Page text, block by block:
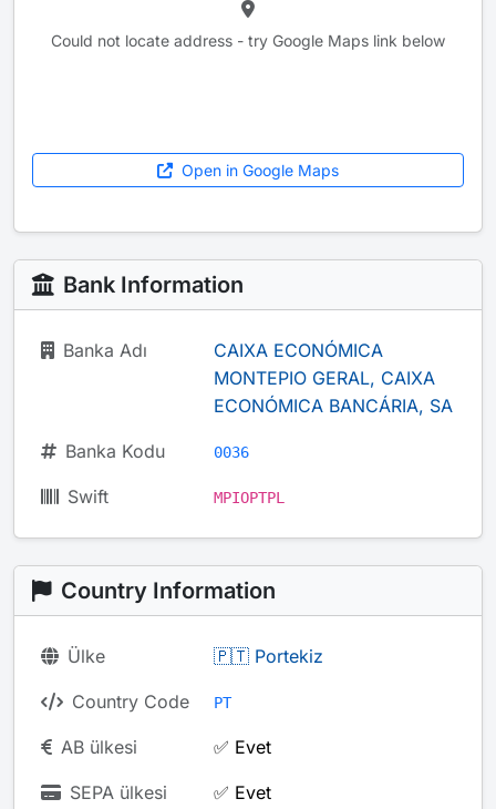
Could not locate address - try Google Maps link below
Open in Google Maps
Bank Information
Banka Adı
CAIXA ECONÓMICA
MONTEPIO GERAL, CAIXA
ECONÓMICA BANCÁRIA, SA
Banka Kodu 0036
Swift MPIOPTPL
Country Information
Ülke 🇵🇹 Portekiz
Country Code PT
AB ülkesi ✅ Evet
SEPA ülkesi ✅ Evet